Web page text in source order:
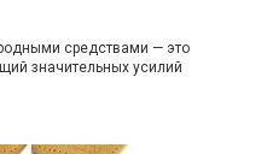
средствами — это
значительных усилий